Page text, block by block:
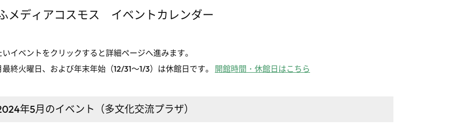
メディアコスモス イベントカレンダー
いイベントをクリックすると詳細ページへ進みます。
最終火曜日、および年末年始（12/31～1/3）は休館日です。 開館時間・休館日はこちら
年5月のイベント（多文化交流プラザ）